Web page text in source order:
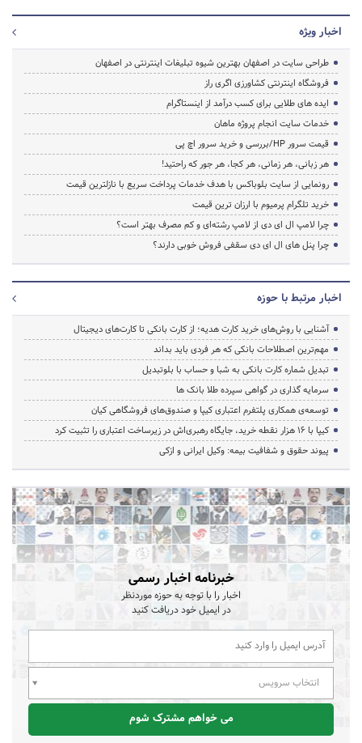
اخبار ویژه
طراحی سایت در اصفهان بهترین شیوه تبلیغات اینترنتی در اصفهان
فروشگاه اینترنتی کشاورزی اگری راز
ایده های طلایی برای کسب درآمد از اینستاگرام
خدمات سایت انجام پروژه ماهان
قیمت سرور HP/بررسی و خرید سرور اچ پی
هر زبانی، هر زمانی، هر کجا، هر جور که راحتید!
رونمایی از سایت بلوباکس با هدف خدمات پرداخت سریع با نازلترین قیمت
خرید تلگرام پرمیوم با ارزان ترین قیمت
چرا لامپ ال ای دی از لامپ رشته‌ای و کم مصرف بهتر است؟
چرا پنل های ال ای دی سقفی فروش خوبی دارند؟
اخبار مرتبط با حوزه
آشنایی با روش‌های خرید کارت هدیه؛ از کارت بانکی تا کارت‌های دیجیتال
مهم‌ترین اصطلاحات بانکی که هر فردی باید بداند
تبدیل شماره کارت بانکی به شبا و حساب با بلوتبدیل
سرمایه گذاری در گواهی سپرده طلا بانک ها
توسعه‌ی همکاری‌ پلتفرم اعتباری کیپا و صندوق‌های فروشگاهی کیان
کیپا با ۱۶ هزار نقطه خرید، جایگاه رهبری‌اش در زیرساخت اعتباری را تثبیت کرد
پیوند حقوق و شفافیت بیمه: وکیل ایرانی و ازکی
خبرنامه اخبار رسمی
اخبار را با توجه به حوزه موردنظر
در ایمیل خود دریافت کنید
انتخاب سرویس
می خواهم مشترک شوم